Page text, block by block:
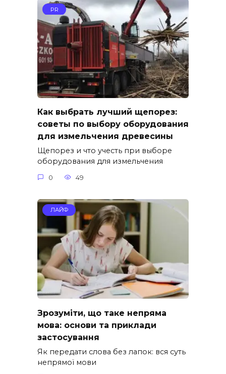
PR
Как выбрать лучший щепорез:
советы по выбору оборудования
для измельчения древесины
Щепорез и что учесть при выборе
оборудования для измельчения
0 49
ЛАЙФ
Зрозуміти, що таке непряма
мова: основи та приклади
застосування
Як передати слова без лапок: вся суть
непрямої мови